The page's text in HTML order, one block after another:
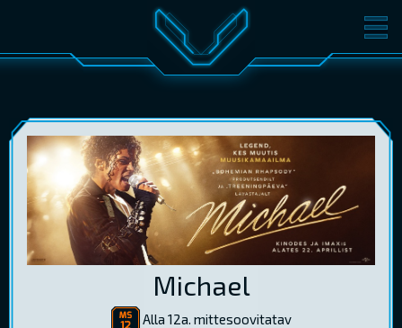
FILMID PILETID
KONVERENTS V-KLUBI
KINKEKAARDID
Michael
Alla 12a. mittesoovitatav